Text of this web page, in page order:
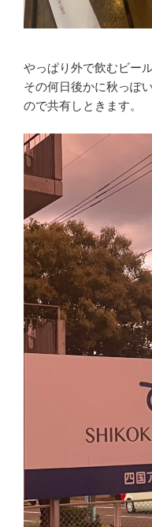
やっぱり外で飲むビー
その何日後かに秋っぽ
ので共有しときます。